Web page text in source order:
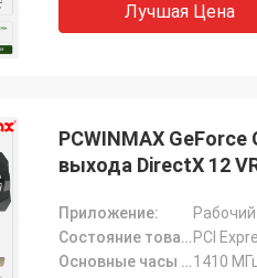
Лучшая Цена
PCWINMAX GeForce
выхода DirectX 12
Приложение:
Состояние товара: PCI
Основные часы (МГц):1410